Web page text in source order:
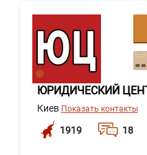
ЮРИДИЧЕСКИЙ
Киев Показать контакты
1919 18